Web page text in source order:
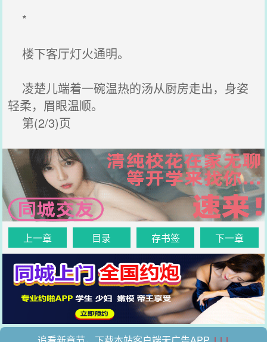
*
楼下客厅灯火通明。
凌楚儿端着一碗温热的汤从厨房走出，身姿
轻柔，眉眼温顺。
第(2/3)页
上一章 目录 存书签 下一章
↓↓↓